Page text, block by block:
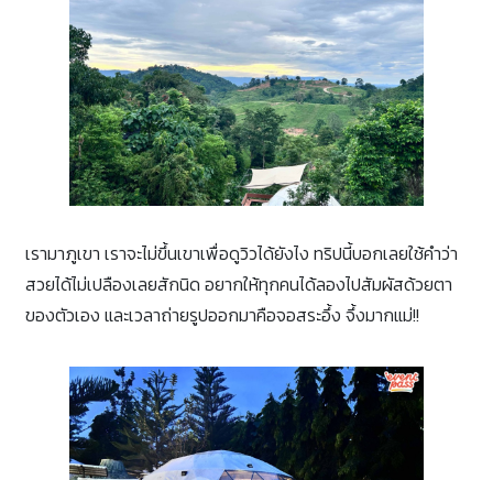
เรามาภูเขา เราจะไม่ขึ้นเขาเพื่อดูวิวได้ยังไง ทริปนี้บอกเลยใช้คำว่า
สวยได้ไม่เปลืองเลยสักนิด อยากให้ทุกคนได้ลองไปสัมผัสด้วยตา
ของตัวเอง และเวลาถ่ายรูปออกมาคือจอสระอึ้ง จึ้งมากแม่!!